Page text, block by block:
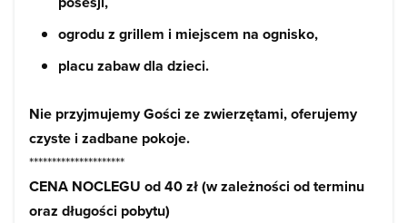
ogrodu z grillem i miejscem na ognisko,
placu zabaw dla dzieci.
Nie przyjmujemy Gości ze zwierzętami, oferujemy
czyste i zadbane pokoje.
*********************
CENA NOCLEGU od 40 zł (w zależności od terminu
oraz długości pobytu)